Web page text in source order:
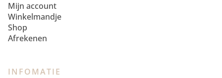
Mijn account
Winkelmandje
Shop
Afrekenen
INFOMATIE